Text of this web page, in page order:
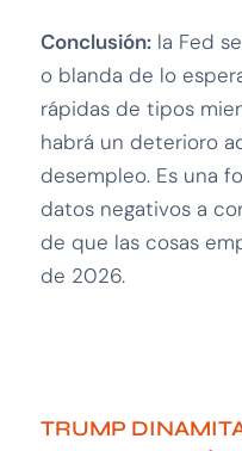
Conclusión:la Fed
o blanda de lo
rápidas de tipos
habrá un deterioro
desempleo. Es una
datos negativos a
de que las cosas
de 2026.
TRUMP